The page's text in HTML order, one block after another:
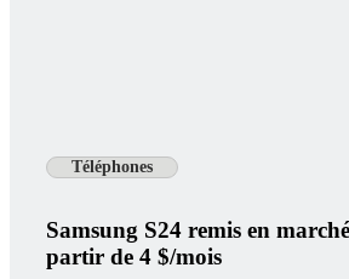
Téléphones
Samsung S24 remis en
partir de 4 $/mois